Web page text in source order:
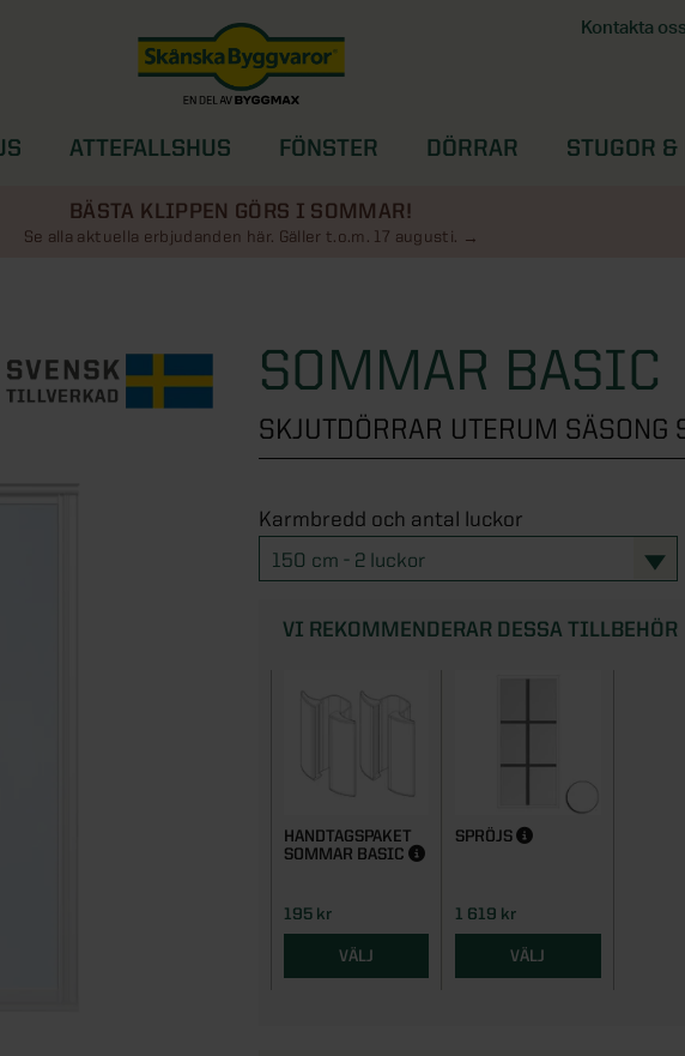
Kontakta oss
ATTEFALLSHUS FÖNSTER DÖRRAR
STUGOR &
BÄSTA KLIPPEN GÖRS I SOMMAR!
Se alla aktuella erbjudanden här. Gäller t.o.m. 17 augusti.
SOMMAR BASIC
SKJUTDÖRRAR UTERUM SÄSONG
Karmbredd och antal luckor
150 cm - 2 luckor
VI REKOMMENDERAR DESSA TILLBEHÖR
HANDTAGSPAKET
SOMMAR BASIC
195 kr
VÄLJ
SPRÖJS
1 619 kr
VÄLJ